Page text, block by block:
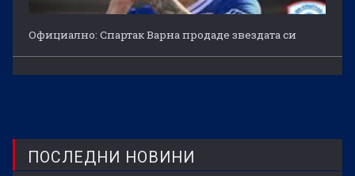
Официално: Спартак Варна продаде звездата си
ПОСЛЕДНИ НОВИНИ